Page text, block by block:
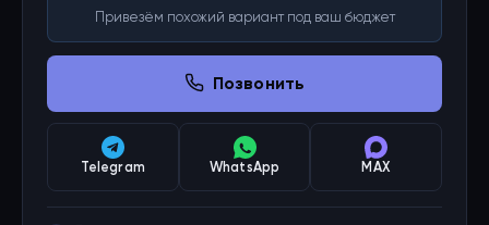
Привезём похожий вариант под ваш бюджет
Позвонить
Telegram WhatsApp MAX